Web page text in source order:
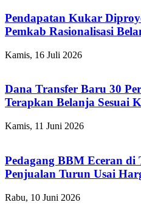
Pendapatan Kukar
Pemkab Rasionalisasi
Kamis, 16 Juli 2026
Dana Transfer Baru 30
Terapkan Belanja Sesuai
Kamis, 11 Juni 2026
Pedagang BBM Eceran
Penjualan Turun Usai
Rabu, 10 Juni 2026